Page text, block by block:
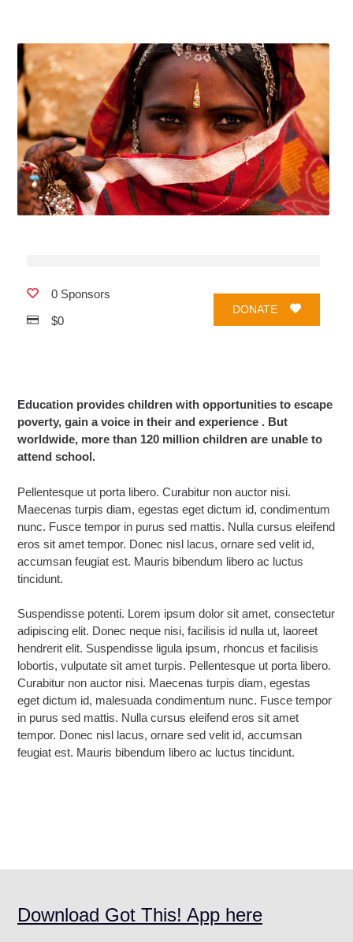
0 Sponsors
$0
DONATE
Education provides children with opportunities to escape
poverty, gain a voice in their and experience . But
worldwide, more than 120 million children are unable to
attend school.
Pellentesque ut porta libero. Curabitur non auctor nisi.
Maecenas turpis diam, egestas eget dictum id, condimentum
nunc. Fusce tempor in purus sed mattis. Nulla cursus eleifend
eros sit amet tempor. Donec nisl lacus, ornare sed velit id,
accumsan feugiat est. Mauris bibendum libero ac luctus
tincidunt.
Suspendisse potenti. Lorem ipsum dolor sit amet, consectetur
adipiscing elit. Donec neque nisi, facilisis id nulla ut, laoreet
hendrerit elit. Suspendisse ligula ipsum, rhoncus et facilisis
lobortis, vulputate sit amet turpis. Pellentesque ut porta libero.
Curabitur non auctor nisi. Maecenas turpis diam, egestas
eget dictum id, malesuada condimentum nunc. Fusce tempor
in purus sed mattis. Nulla cursus eleifend eros sit amet
tempor. Donec nisl lacus, ornare sed velit id, accumsan
feugiat est. Mauris bibendum libero ac luctus tincidunt.
Download Got This! App here